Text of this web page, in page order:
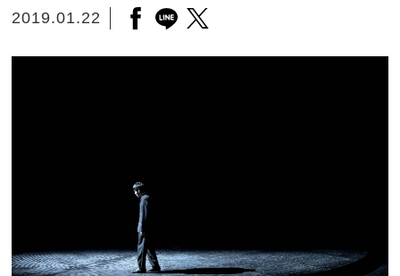
2019.01.22 另開新視窗分享至facebook
另開新視窗分享至line
另開新視窗分享至twitter